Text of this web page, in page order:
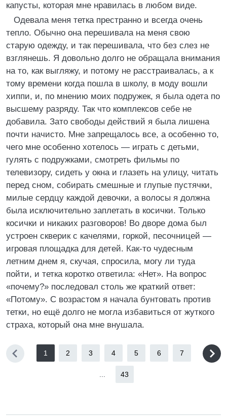
капусты, которая мне нравилась в любом виде.
Одевала меня тетка престранно и всегда очень
тепло. Обычно она перешивала на меня свою
старую одежду, и так перешивала, что без слез не
взглянешь. Я довольно долго не обращала внимания
на то, как выгляжу, и потому не расстраивалась, а к
тому времени когда пошла в школу, в моду вошли
хиппи, и, по мнению моих подружек, я была одета по
высшему разряду. Так что комплексов себе не
добавила. Зато свободы действий я была лишена
почти начисто. Мне запрещалось все, а особенно то,
чего мне особенно хотелось — играть с детьми,
гулять с подружками, смотреть фильмы по
телевизору, сидеть у окна и глазеть на улицу, читать
перед сном, собирать смешные и глупые пустячки,
милые сердцу каждой девочки, а волосы я должна
была исключительно заплетать в косички. Только
косички и никаких разговоров! Во дворе дома был
устроен скверик с качелями, горкой, песочницей —
игровая площадка для детей. Как-то чудесным
летним днем я, скучая, спросила, могу ли туда
пойти, и тетка коротко ответила: «Нет». На вопрос
«почему?» последовал столь же краткий ответ:
«Потому». С возрастом я начала бунтовать против
тетки, но ещё долго не могла избавиться от жуткого
страха, который она мне внушала.
1 2 3 4 5 6 7
43